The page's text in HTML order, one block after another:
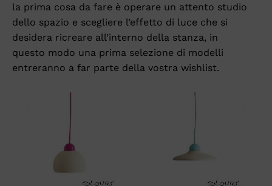
la prima cosa da fare è operare un attento studio
dello spazio e scegliere l’effetto di luce che si
desidera ricreare all’interno della stanza, in
questo modo una prima selezione di modelli
entreranno a far parte della vostra wishlist.